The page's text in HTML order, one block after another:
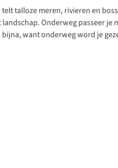
telt talloze meren, rivieren en
Onderweg passeer je
want onderweg word je